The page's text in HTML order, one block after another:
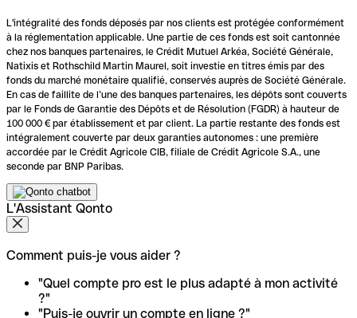
L'intégralité des fonds déposés par nos clients est protégée conformément
à la réglementation applicable. Une partie de ces fonds est soit cantonnée
chez nos banques partenaires, le Crédit Mutuel Arkéa, Société Générale,
Natixis et Rothschild Martin Maurel, soit investie en titres émis par des
fonds du marché monétaire qualifié, conservés auprès de Société Générale.
En cas de faillite de l’une des banques partenaires, les dépôts sont couverts
par le Fonds de Garantie des Dépôts et de Résolution (FGDR) à hauteur de
100 000 € par établissement et par client. La partie restante des fonds est
intégralement couverte par deux garanties autonomes : une première
accordée par le Crédit Agricole CIB, filiale de Crédit Agricole S.A., une
seconde par BNP Paribas.
L'Assistant Qonto
Comment puis-je vous aider ?
"Quel compte pro est le plus adapté à mon activité
?"
"Puis-je ouvrir un compte en ligne ?"